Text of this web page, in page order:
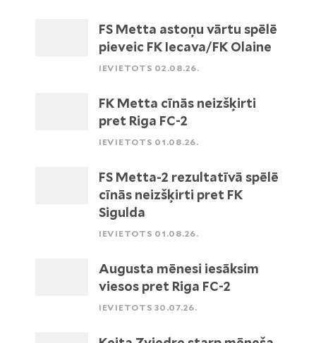
FS Metta astoņu vārtu spēlē
pieveic FK Iecava/FK Olaine
IEVIETOTS 02.08.26.
FK Metta cīnās neizšķirti
pret Riga FC-2
IEVIETOTS 01.08.26.
FS Metta-2 rezultatīvā spēlē
cīnās neizšķirti pret FK
Sigulda
IEVIETOTS 01.08.26.
Augusta mēnesi iesāksim
viesos pret Riga FC-2
IEVIETOTS 30.07.26.